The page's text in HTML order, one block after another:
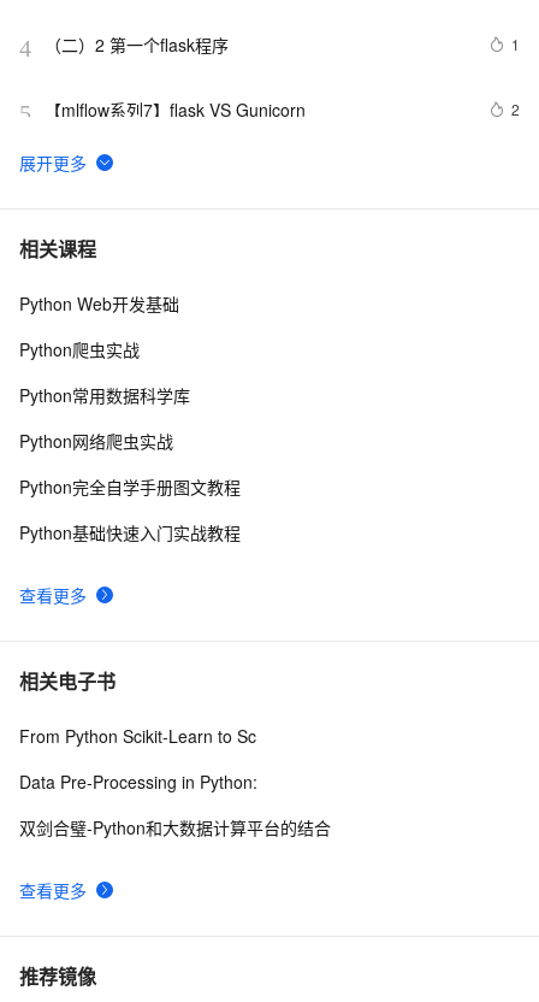
4 （二）2 第一个flask程序 1
5 【mlflow系列7】flask VS Gunicorn 2
6 Python Web：Django、Flask和FastAPI框架对比
7 【flask入门系列】Flask对象初始化参数以及Flask工程配
8 flask学习笔记（二）
10【优秀python web设计】基于Python flask的猫眼电影
MySQL，包括爬虫
相关课程
查看更多
Python Web开发基础
Python爬虫实战
Python常用数据科学库
Python网络爬虫实战
Python完全自学手册图文教程
Python基础快速入门实战教程
相关电子书
查看更多
From Python Scikit-Learn to Sc
Data Pre-Processing in Python:
双剑合璧-Python和大数据计算平台的结合
推荐镜像